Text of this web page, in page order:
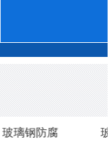
玻璃钢防腐